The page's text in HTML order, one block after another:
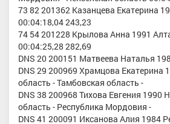
73 82 201362 Казанцева Екатерина
00:04:18,04 243,23
74 54 201228 Крылова Анна 1991
00:04:25,28 282,69
DNS 20 200151 Матвеева Наталья
DNS 29 200969 Храмцова Екатерина
область - Тамбовская область -
DNS 38 200968 Тихова Евгения 1990
область - Республика Мордовия -
DNS 41 200091 Иксанова Алия 1984